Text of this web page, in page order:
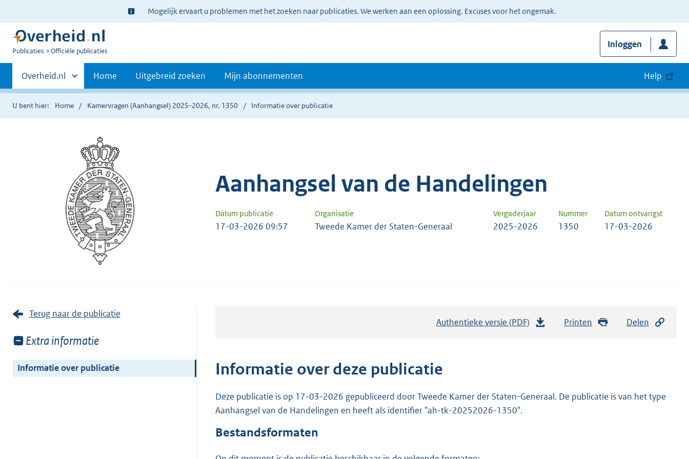
Ter
informatie:
Mogelijk ervaart u problemen met het zoeken naar publicaties. We werken aan een oplossing. Excuses voor het ongemak.
U
Publicaties Officiële publicaties
Inloggen
Primaire
navigatie
Andere
sites
binnen
Overheid.nl Home Uitgebreid zoeken Mijn abonnementen Help
U bent hier: Home Kamervragen (Aanhangsel) 2025-2026, nr. 1350 Informatie over publicatie
Aanhangsel van de Handelingen
Datum publicatie Organisatie Vergaderjaar Nummer Datum ontvangst
17-03-2026 09:57 Tweede Kamer der Staten-Generaal 2025-2026 1350 17-03-2026
Terug naar de publicatie
Toon
van:
Extra informatie
Informatie over publicatie
Authentieke versie (PDF) Printen Delen
Informatie over deze publicatie
Deze publicatie is op 17-03-2026 gepubliceerd door Tweede Kamer der Staten-Generaal. De publicatie is van het type
Aanhangsel van de Handelingen en heeft als identifier "ah-tk-20252026-1350".
Bestandsformaten